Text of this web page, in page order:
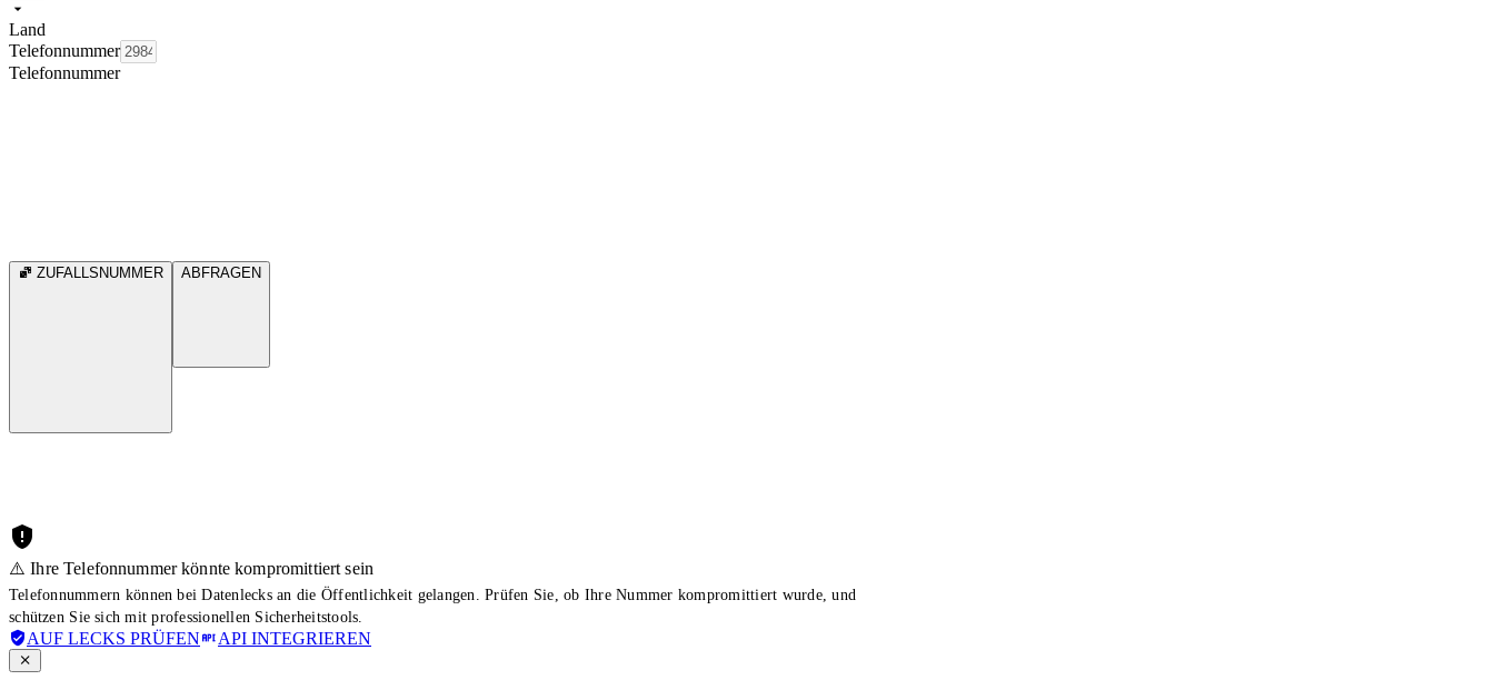
Land
Telefonnummer
Telefonnummer
ZUFALLSNUMMER ABFRAGEN
⚠️ Ihre Telefonnummer könnte kompromittiert sein
Telefonnummern können bei Datenlecks an die Öffentlichkeit gelangen. Prüfen Sie, ob Ihre Nummer kompromittiert wurde, und
schützen Sie sich mit professionellen Sicherheitstools.
AUF LECKS PRÜFEN API INTEGRIEREN